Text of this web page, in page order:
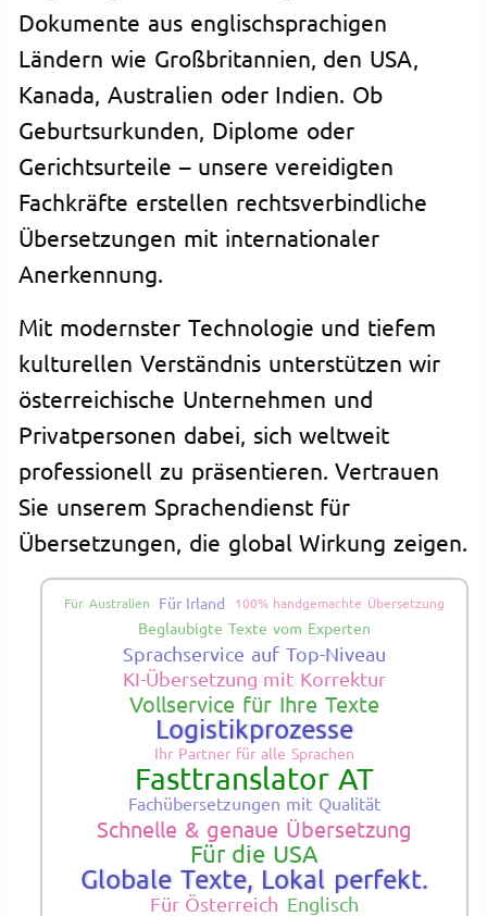
Dokumente aus englischsprachigen
Ländern wie Großbritannien, den USA,
Kanada, Australien oder Indien. Ob
Geburtsurkunden, Diplome oder
Gerichtsurteile – unsere vereidigten
Fachkräfte erstellen rechtsverbindliche
Übersetzungen mit internationaler
Anerkennung.
Mit modernster Technologie und tiefem
kulturellen Verständnis unterstützen wir
österreichische Unternehmen und
Privatpersonen dabei, sich weltweit
professionell zu präsentieren. Vertrauen
Sie unserem Sprachendienst für
Übersetzungen, die global Wirkung zeigen.
Für Australien Für Irland 100% handgemachte Übersetzung
Beglaubigte Texte vom Experten
Sprachservice auf Top-Niveau
KI-Übersetzung mit Korrektur
Vollservice für Ihre Texte
Logistikprozesse
Ihr Partner für alle Sprachen
Fasttranslator AT
Fachübersetzungen mit Qualität
Schnelle & genaue Übersetzung
Für die USA
Globale Texte, Lokal perfekt.
Für Österreich Englisch